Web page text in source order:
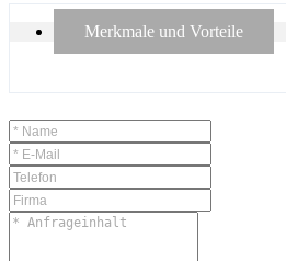
Merkmale und Vorteile